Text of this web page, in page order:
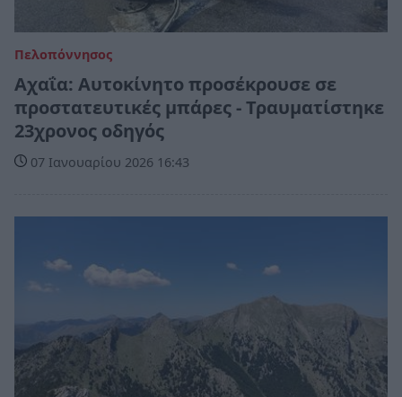
Πελοπόννησος
Αχαΐα: Αυτοκίνητο προσέκρουσε σε
προστατευτικές μπάρες - Τραυματίστηκε
23χρονος οδηγός
07 Ιανουαρίου 2026 16:43